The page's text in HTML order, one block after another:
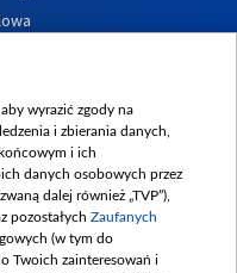
wyrazić zgody na
i zbierania danych,
i ich
danych osobowych przez
dalej również „TVP”),
pozostałych Zaufanych
(w tym do
Twoich zainteresowań i